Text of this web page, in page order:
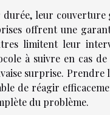
leur couverture
offrent une
limitent leur
à suivre en cas
surprise. Prendre
de réagir
du problème.